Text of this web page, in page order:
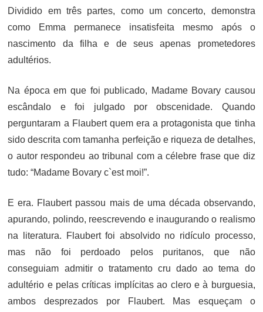
Dividido em três partes, como um concerto, demonstra
como Emma permanece insatisfeita mesmo após o
nascimento da filha e de seus apenas prometedores
adultérios.
Na época em que foi publicado, Madame Bovary causou
escândalo e foi julgado por obscenidade. Quando
perguntaram a Flaubert quem era a protagonista que tinha
sido descrita com tamanha perfeição e riqueza de detalhes,
o autor respondeu ao tribunal com a célebre frase que diz
tudo: “Madame Bovary c`est moi!”.
E era. Flaubert passou mais de uma década observando,
apurando, polindo, reescrevendo e inaugurando o realismo
na literatura. Flaubert foi absolvido no ridículo processo,
mas não foi perdoado pelos puritanos, que não
conseguiam admitir o tratamento cru dado ao tema do
adultério e pelas críticas implícitas ao clero e à burguesia,
ambos desprezados por Flaubert. Mas esqueçam o